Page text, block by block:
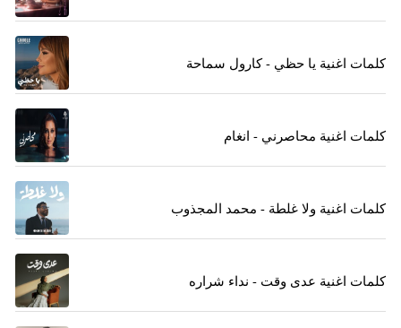
كلمات اغنية يا حظي - كارول سماحة
كلمات اغنية محاصرني - انغام
كلمات اغنية ولا غلطة - محمد المجذوب
كلمات اغنية عدى وقت - نداء شراره